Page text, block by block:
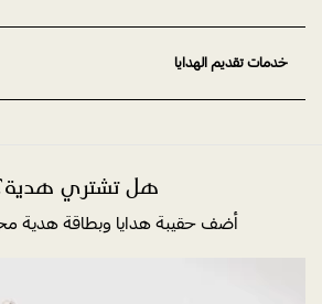
خدمات تقديم الهدايا
هل تشتري
أضف حقيبة هدايا وبطاقة هدية